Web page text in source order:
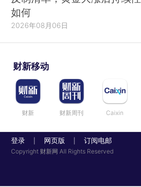
如何
2026年08月06日
财新移动
财新 财新周刊 Caixin
登录 网页版 订阅电邮
Copyright 财新网 All Rights Reserved